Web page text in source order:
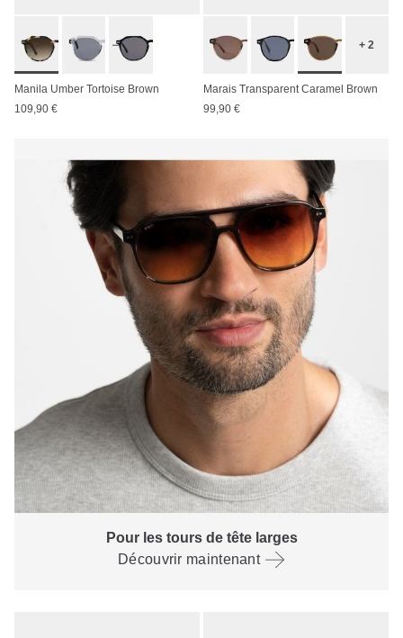
Manila Umber Tortoise Brown
109,90 €
+ 2
Marais Transparent Caramel Brown
99,90 €
Pour les tours de tête larges
Découvrir maintenant